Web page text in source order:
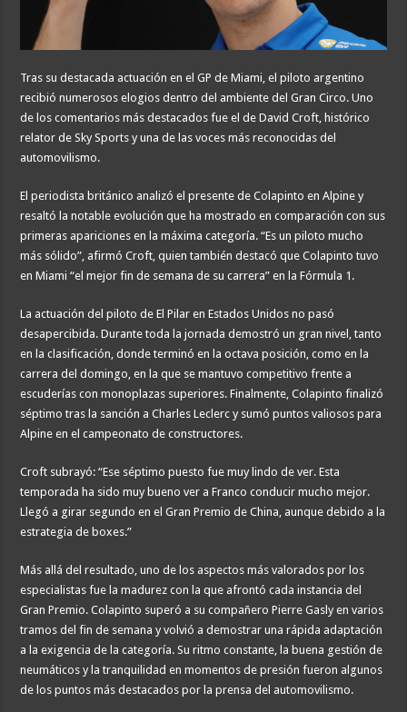
Tras su destacada actuación en el GP de Miami, el piloto argentino
recibió numerosos elogios dentro del ambiente del Gran Circo. Uno
de los comentarios más destacados fue el de David Croft, histórico
relator de Sky Sports y una de las voces más reconocidas del
automovilismo.
El periodista británico analizó el presente de Colapinto en Alpine y
resaltó la notable evolución que ha mostrado en comparación con sus
primeras apariciones en la máxima categoría. “Es un piloto mucho
más sólido”, afirmó Croft, quien también destacó que Colapinto tuvo
en Miami “el mejor fin de semana de su carrera” en la Fórmula 1.
La actuación del piloto de El Pilar en Estados Unidos no pasó
desapercibida. Durante toda la jornada demostró un gran nivel, tanto
en la clasificación, donde terminó en la octava posición, como en la
carrera del domingo, en la que se mantuvo competitivo frente a
escuderías con monoplazas superiores. Finalmente, Colapinto finalizó
séptimo tras la sanción a Charles Leclerc y sumó puntos valiosos para
Alpine en el campeonato de constructores.
Croft subrayó: “Ese séptimo puesto fue muy lindo de ver. Esta
temporada ha sido muy bueno ver a Franco conducir mucho mejor.
Llegó a girar segundo en el Gran Premio de China, aunque debido a la
estrategia de boxes.”
Más allá del resultado, uno de los aspectos más valorados por los
especialistas fue la madurez con la que afrontó cada instancia del
Gran Premio. Colapinto superó a su compañero Pierre Gasly en varios
tramos del fin de semana y volvió a demostrar una rápida adaptación
a la exigencia de la categoría. Su ritmo constante, la buena gestión de
neumáticos y la tranquilidad en momentos de presión fueron algunos
de los puntos más destacados por la prensa del automovilismo.